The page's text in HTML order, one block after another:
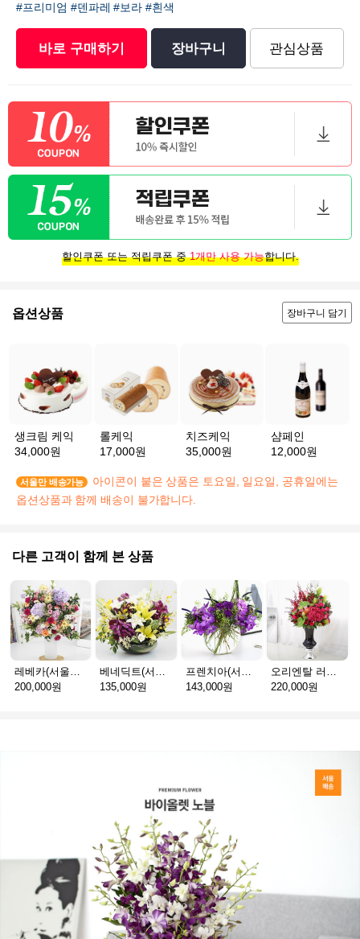
#프리미엄 #덴파레 #보라 #흰색
바로 구매하기 장바구니 관심상품
할인쿠폰 또는 적립쿠폰 중1개만 사용 가능합니다.
옵션상품 장바구니 담기
생크림 케익
34,000원
롤케익
17,000원
치즈케익
35,000원
샴페인
12,000원
서울만 배송가능
아이콘이 붙은 상품은 토요일, 일요일, 공휴일에는
옵션상품과 함께 배송이 불가합니다.
다른 고객이 함께 본 상품
레베카(서울P_예약배송)
200,000원
베네딕트(서울P_예약배송)
135,000원
프렌치아(서울P_예약배송)
143,000원
오리엔탈 러브(서울P_예약배송)
220,000원